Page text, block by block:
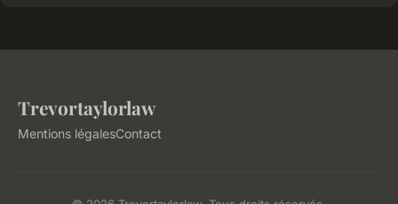
Trevortaylorlaw
Mentions légalesContact